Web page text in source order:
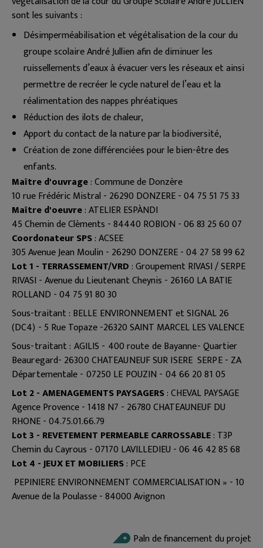
sont les suivants :
Désimperméabilisation et végétalisation de la cour du
groupe scolaire André Jullien afin de diminuer les
ruissellements d’eaux à évacuer vers les réseaux et ainsi
permettre de recréer le cycle naturel de l’eau et la
réalimentation des nappes phréatiques
Réduction des ilots de chaleur,
Apport du contact de la nature par la biodiversité,
Création de zone différenciées pour le bien-être des
enfants.
Maître d'ouvrage: Commune de Donzère
10 rue Frédéric Mistral - 26290 DONZERE - 04 75 51 75 33
Maître d'oeuvre: ATELIER ESPÀNDI
45 Chemin de Clèments - 84440 ROBION - 06 83 25 60 07
Coordonateur SPS: ACSEE
305 Avenue Jean Moulin - 26290 DONZERE - 04 27 58 99 62
Lot 1 - TERRASSEMENT/VRD: Groupement RIVASI / SERPE
RIVASI - Avenue du Lieutenant Cheynis - 26160 LA BATIE
ROLLAND - 04 75 91 80 30
Sous-traitant : BELLE ENVIRONNEMENT et SIGNAL 26
(DC4) - 5 Rue Topaze -26320 SAINT MARCEL LES VALENCE
Sous-traitant : AGILIS - 400 route de Bayanne- Quartier
Beauregard- 26300 CHATEAUNEUF SUR ISERESERPE - ZA
Départementale - 07250 LE POUZIN - 04 66 20 81 05
Lot 2 - AMENAGEMENTS PAYSAGERS: CHEVAL PAYSAGE
Agence Provence - 1418 N7 - 26780 CHATEAUNEUF DU
RHONE - 04.75.01.66.79
Lot 3 - REVETEMENT PERMEABLE CARROSSABLE: T3P
Chemin du Cayrous - 07170 LAVILLEDIEU - 06 46 42 85 68
Lot 4 - JEUX ET MOBILIERS: PCE
PEPINIERE ENVIRONNEMENT COMMERCIALISATION » - 10
Avenue de la Poulasse - 84000 Avignon
Paln de financement du projet